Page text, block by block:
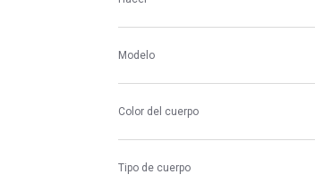
Modelo
Color del cuerpo
Tipo de cuerpo